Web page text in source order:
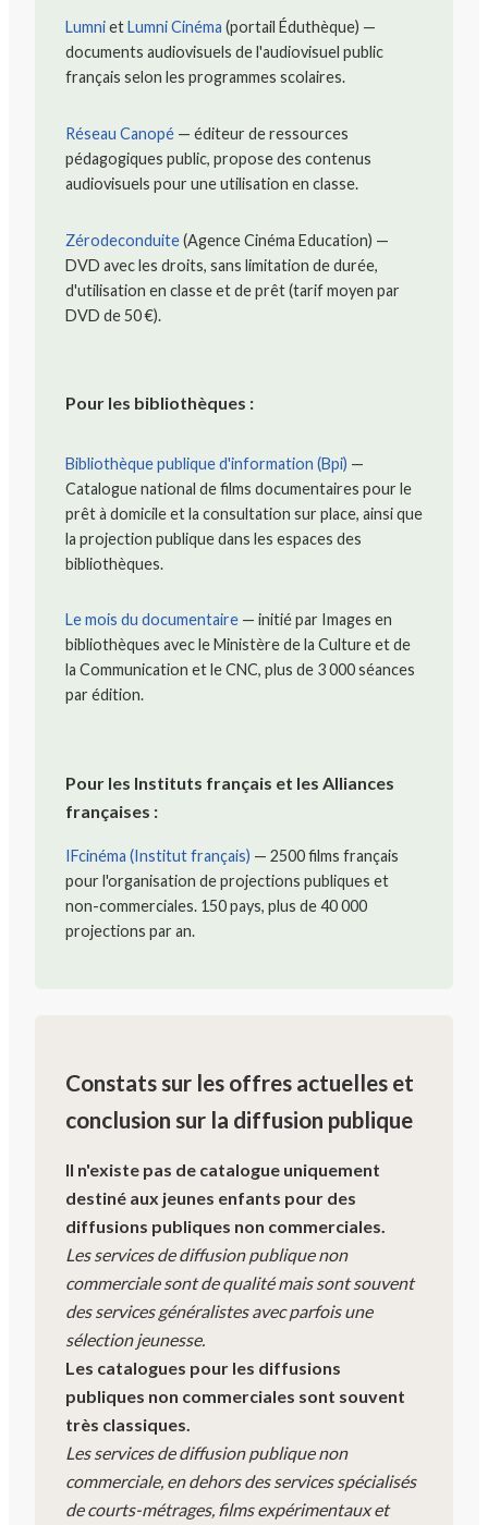
LumnietLumni Cinéma (portail Éduthèque) —
documents audiovisuels de l'audiovisuel public
français selon les programmes scolaires.
Réseau Canopé — éditeur de ressources
pédagogiques public, propose des contenus
audiovisuels pour une utilisation en classe.
Zérodeconduite(Agence Cinéma Education) —
DVD avec les droits, sans limitation de durée,
d'utilisation en classe et de prêt (tarif moyen par
DVD de 50 €).
Pour les bibliothèques :
Bibliothèque publique d'information (Bpi) —
Catalogue national de films documentaires pour le
prêt à domicile et la consultation sur place, ainsi que
la projection publique dans les espaces des
bibliothèques.
Le mois du documentaire — initié par Images en
bibliothèques avec le Ministère de la Culture et de
la Communication et le CNC, plus de 3 000 séances
par édition.
Pour les Instituts français et les Alliances
françaises :
IFcinéma (Institut français) — 2500 films français
pour l'organisation de projections publiques et
non-commerciales. 150 pays, plus de 40 000
projections par an.
Constats sur les offres actuelles et
conclusion sur la diffusion publique
Il n'existe pas de catalogue uniquement
destiné aux jeunes enfants pour des
diffusions publiques non commerciales.
Les services de diffusion publique non
commerciale sont de qualité mais sont souvent
des services généralistes avec parfois une
sélection jeunesse.
Les catalogues pour les diffusions
publiques non commerciales sont souvent
très classiques.
Les services de diffusion publique non
commerciale, en dehors des services spécialisés
de courts-métrages, films expérimentaux et